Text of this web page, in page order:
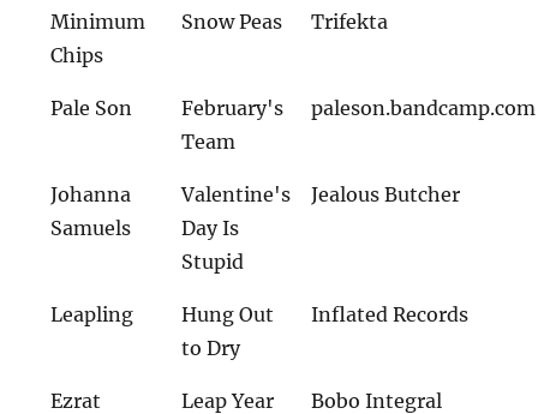
Minimum
Chips
Snow Peas Trifekta
Pale Son
February's
Team
paleson.bandcamp.com
Johanna
Samuels
Valentine's
Day Is
Stupid
Jealous Butcher
Leapling
Hung Out
to Dry
Inflated Records
Ezrat Leap Year Bobo Integral